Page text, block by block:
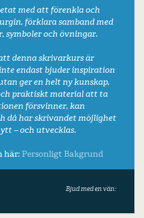
med att förenkla och
förklara samband med
symboler och övningar.
denna skrivarkurs är
endast bjuder inspiration
ger en helt ny kunskap,
praktiskt material att ta
försvinner, kan
då har skrivandet möjlighet
– och utvecklas.
här: Personligt Bakgrund
Bjud med en vän: